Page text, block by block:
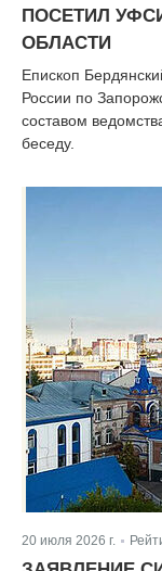
ПОСЕТИЛ
ОБЛАСТИ
Епископ
России по
составом
беседу.
20 июля 2026 г.